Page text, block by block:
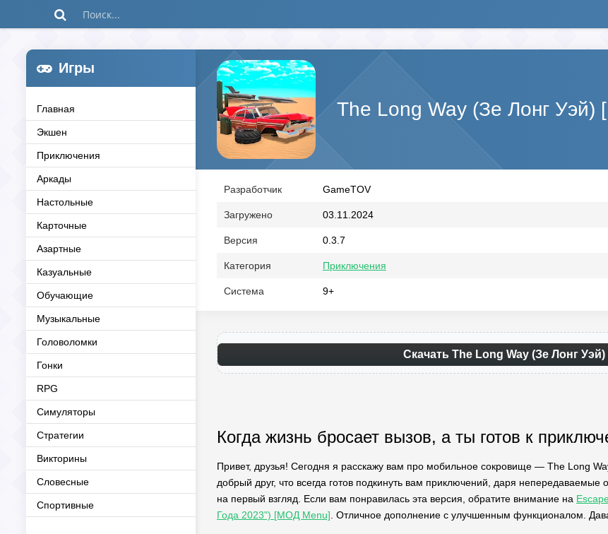
Игры
Главная
Экшен
Приключения
Аркады
Настольные
Карточные
Азартные
Казуальные
Обучающие
Музыкальные
Головоломки
Гонки
RPG
Симуляторы
Стратегии
Викторины
Словесные
Спортивные
The Long Way (Зе Лонг
Разработчик GameTOV
Загружено 03.11.2024
Версия 0.3.7
Категория Приключения
Система 9+
Скачать The Long Way (Зе Лонг
Когда жизнь бросает вызов, а ты готов к
Привет, друзья! Сегодня я расскажу вам про мобильное сокровище — The Long
добрый друг, что всегда готов подкинуть вам приключений, даря
на первый взгляд. Если вам понравилась эта версия, обратите внимание на
Года 2023") [МОД Menu] . Отличное дополнение с улучшенным функционалом.